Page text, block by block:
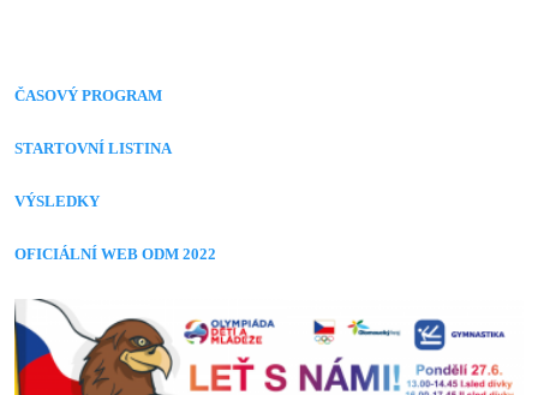
ČASOVÝ PROGRAM
STARTOVNÍ LISTINA
VÝSLEDKY
OFICIÁLNÍ WEB ODM 2022